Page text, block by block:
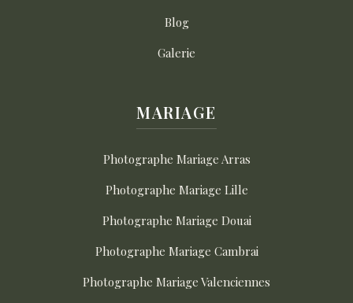
Blog
Galerie
MARIAGE
Photographe Mariage Arras
Photographe Mariage Lille
Photographe Mariage Douai
Photographe Mariage Cambrai
Photographe Mariage Valenciennes